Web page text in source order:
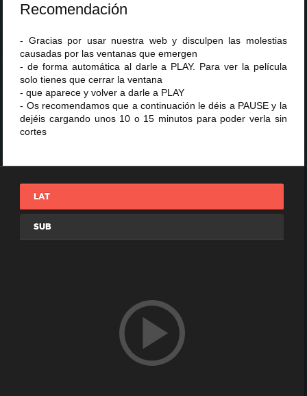
Recomendación
- Gracias por usar nuestra web y disculpen las molestias
causadas por las ventanas que emergen
- de forma automática al darle a PLAY. Para ver la película
solo tienes que cerrar la ventana
- que aparece y volver a darle a PLAY
- Os recomendamos que a continuación le déis a PAUSE y la
dejéis cargando unos 10 o 15 minutos para poder verla sin
cortes
LAT
SUB